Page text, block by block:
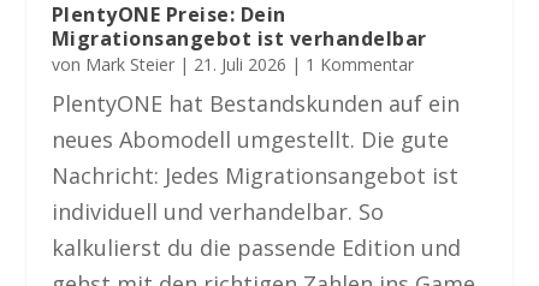
PlentyONE Preise: Dein
Migrationsangebot ist verhandelbar
von Mark Steier| 21. Juli 2026 | 1 Kommentar
PlentyONE hat Bestandskunden auf ein
neues Abomodell umgestellt. Die gute
Nachricht: Jedes Migrationsangebot ist
individuell und verhandelbar. So
kalkulierst du die passende Edition und